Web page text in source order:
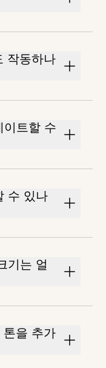
작동하나
이트할 수
수 있나
기는 얼
톤을 추가